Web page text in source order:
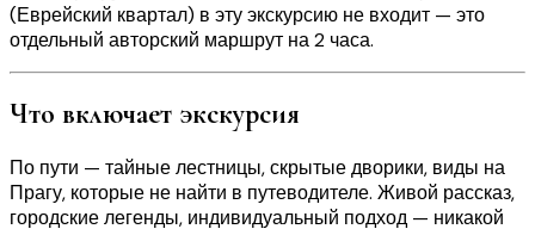
(Еврейский квартал) в эту экскурсию не входит — это
отдельный авторский маршрут на 2 часа.
Что включает экскурсия
По пути — тайные лестницы, скрытые дворики, виды на
Прагу, которые не найти в путеводителе. Живой рассказ,
городские легенды, индивидуальный подход — никакой